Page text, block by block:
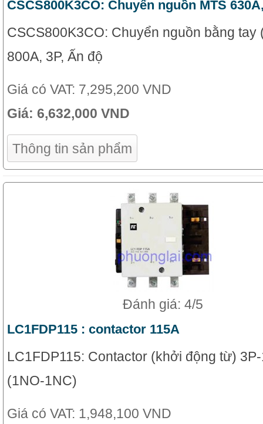
CSCS800K3CO: Chuyển nguồn MTS
CSCS800K3CO: Chuyển nguồn bằng tay
800A, 3P, Ấn độ
Giá có VAT: 7,295,200 VND
Giá: 6,632,000 VND
Thông tin sản phẩm
Đánh giá: 4/5
LC1FDP115 : contactor 115A
LC1FDP115: Contactor (khởi động từ) 3P-
(1NO-1NC)
Giá có VAT: 1,948,100 VND